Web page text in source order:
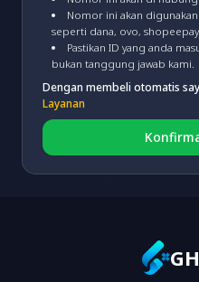
MANDIRI VA(fee
(fee 3.000)
Nomor ini akan
seperti dana, ovo, shopeepay.
Pastikan ID yang anda
bukan tanggung jawab kami.
Dengan membeli otomatis
Layanan